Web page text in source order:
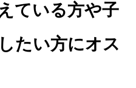
ている方や子
たい方にオス